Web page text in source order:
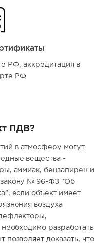
РФ, аккредитация в
РФ
ПДВ?
в атмосферу могут
вещества -
аммиак, бензапирен и
№ 96-ФЗ “Об
если объект имеет
воздуха
разработать
доказать, что